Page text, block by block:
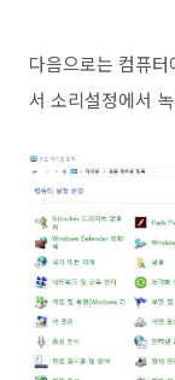
다음으로는 컴퓨
서 소리설정에서